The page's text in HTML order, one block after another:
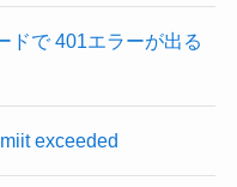
ドで 401エラーが出る
exceeded